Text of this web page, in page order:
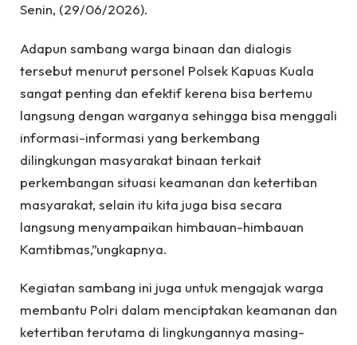
Senin, (29/06/2026).
Adapun sambang warga binaan dan dialogis
tersebut menurut personel Polsek Kapuas Kuala
sangat penting dan efektif kerena bisa bertemu
langsung dengan warganya sehingga bisa menggali
informasi-informasi yang berkembang
dilingkungan masyarakat binaan terkait
perkembangan situasi keamanan dan ketertiban
masyarakat, selain itu kita juga bisa secara
langsung menyampaikan himbauan-himbauan
Kamtibmas,”ungkapnya.
Kegiatan sambang ini juga untuk mengajak warga
membantu Polri dalam menciptakan keamanan dan
ketertiban terutama di lingkungannya masing-